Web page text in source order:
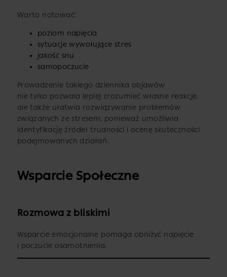
Warto notować:
poziom napięcia
sytuacje wywołujące stres
jakość snu
samopoczucie
Prowadzenie takiego dziennika objawów
nie tylko pozwala lepiej zrozumieć własne reakcje,
ale także ułatwia rozwiązywanie problemów
związanych ze stresem, ponieważ umożliwia
identyfikację źródeł trudności i ocenę skuteczności
podejmowanych działań.
Wsparcie Społeczne
Rozmowa z bliskimi
Wsparcie emocjonalne pomaga obniżyć napięcie
i poczucie osamotnienia.